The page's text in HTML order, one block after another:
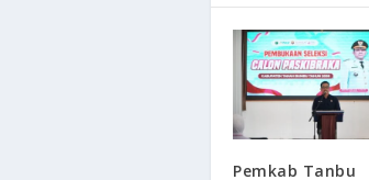
Pemkab Tanbu